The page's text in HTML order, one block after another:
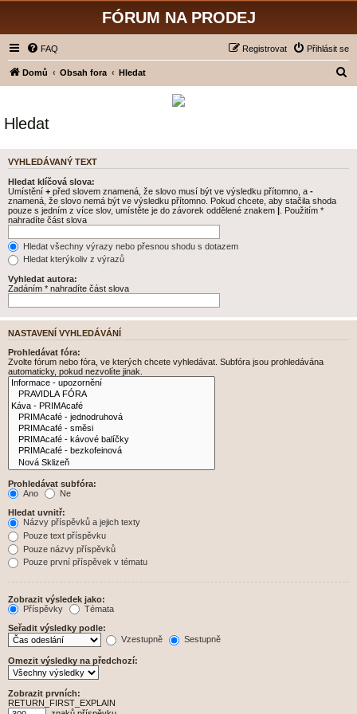
FÓRUM NA PRODEJ
FAQ Přihlásit se
Registrovat
Domů Obsah fora Hledat
a
t
Hledat
VYHLEDÁVANÝ TEXT
Hledat klíčová slova:
Umístění + před slovem znamená, že slovo musí být ve výsledku přítomno, a -
znamená, že slovo nemá být ve výsledku přítomno. Pokud chcete, aby stačila shoda
pouze s jedním z více slov, umístěte je do závorek oddělené znakem | . Použitím *
nahradíte část slova
Hledat všechny výrazy nebo přesnou shodu s dotazem
Hledat kterýkoliv z výrazů
Vyhledat autora:
Zadáním * nahradíte část slova
NASTAVENÍ VYHLEDÁVÁNÍ
Prohledávat fóra:
Zvolte fórum nebo fóra, ve kterých chcete vyhledávat. Subfóra jsou prohledávána
automaticky, pokud nezvolíte jinak.
Prohledávat subfóra:
Ano
Ne
Hledat uvnitř:
Názvy příspěvků a jejich texty
Pouze text příspěvku
Pouze názvy příspěvků
Pouze první příspěvek v tématu
Zobrazit výsledek jako:
Příspěvky
Témata
Seřadit výsledky podle:
Vzestupně
Sestupně
Omezit výsledky na předchozí:
Zobrazit prvních:
RETURN_FIRST_EXPLAIN